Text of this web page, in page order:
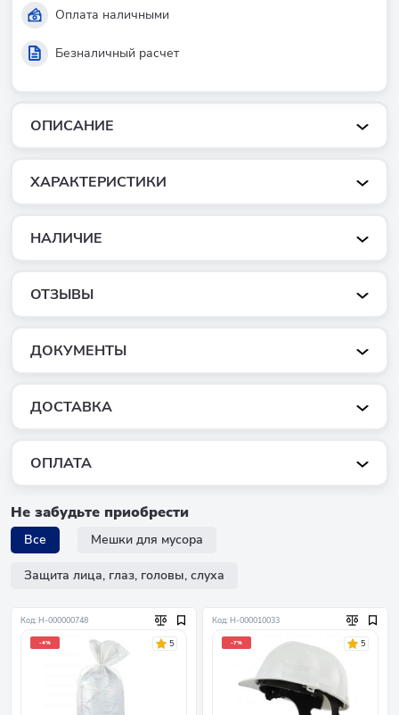
ОПИСАНИЕ
ХАРАКТЕРИСТИКИ
НАЛИЧИЕ
ОТЗЫВЫ
ДОКУМЕНТЫ
ДОСТАВКА
ОПЛАТА
Оплата наличными
Безналичный расчет
Не забудьте приобрести
Все Мешки для мусора
Защита лица, глаз, головы, слуха
Код: Н-000000748
-4% 5
Код: Н-000010033
-7% 5